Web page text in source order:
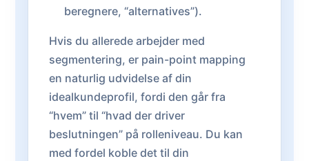
beregnere, “alternatives”).
Hvis du allerede arbejder med
segmentering, er pain-point mapping
en naturlig udvidelse af din
idealkundeprofil, fordi den går fra
“hvem” til “hvad der driver
beslutningen” på rolleniveau. Du kan
med fordel koble det til din